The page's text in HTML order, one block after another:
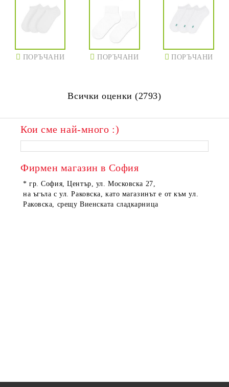
ПОРЪЧАНИ ПОРЪЧАНИ ПОРЪЧАНИ
Всички оценки (2793)
Кои сме най-много :)
Фирмен магазин в София
* гр. София, Център, ул. Московска 27,
на ъгъла с ул. Раковска, като магазинът е от към ул.
Раковска, срещу Виенската сладкарница